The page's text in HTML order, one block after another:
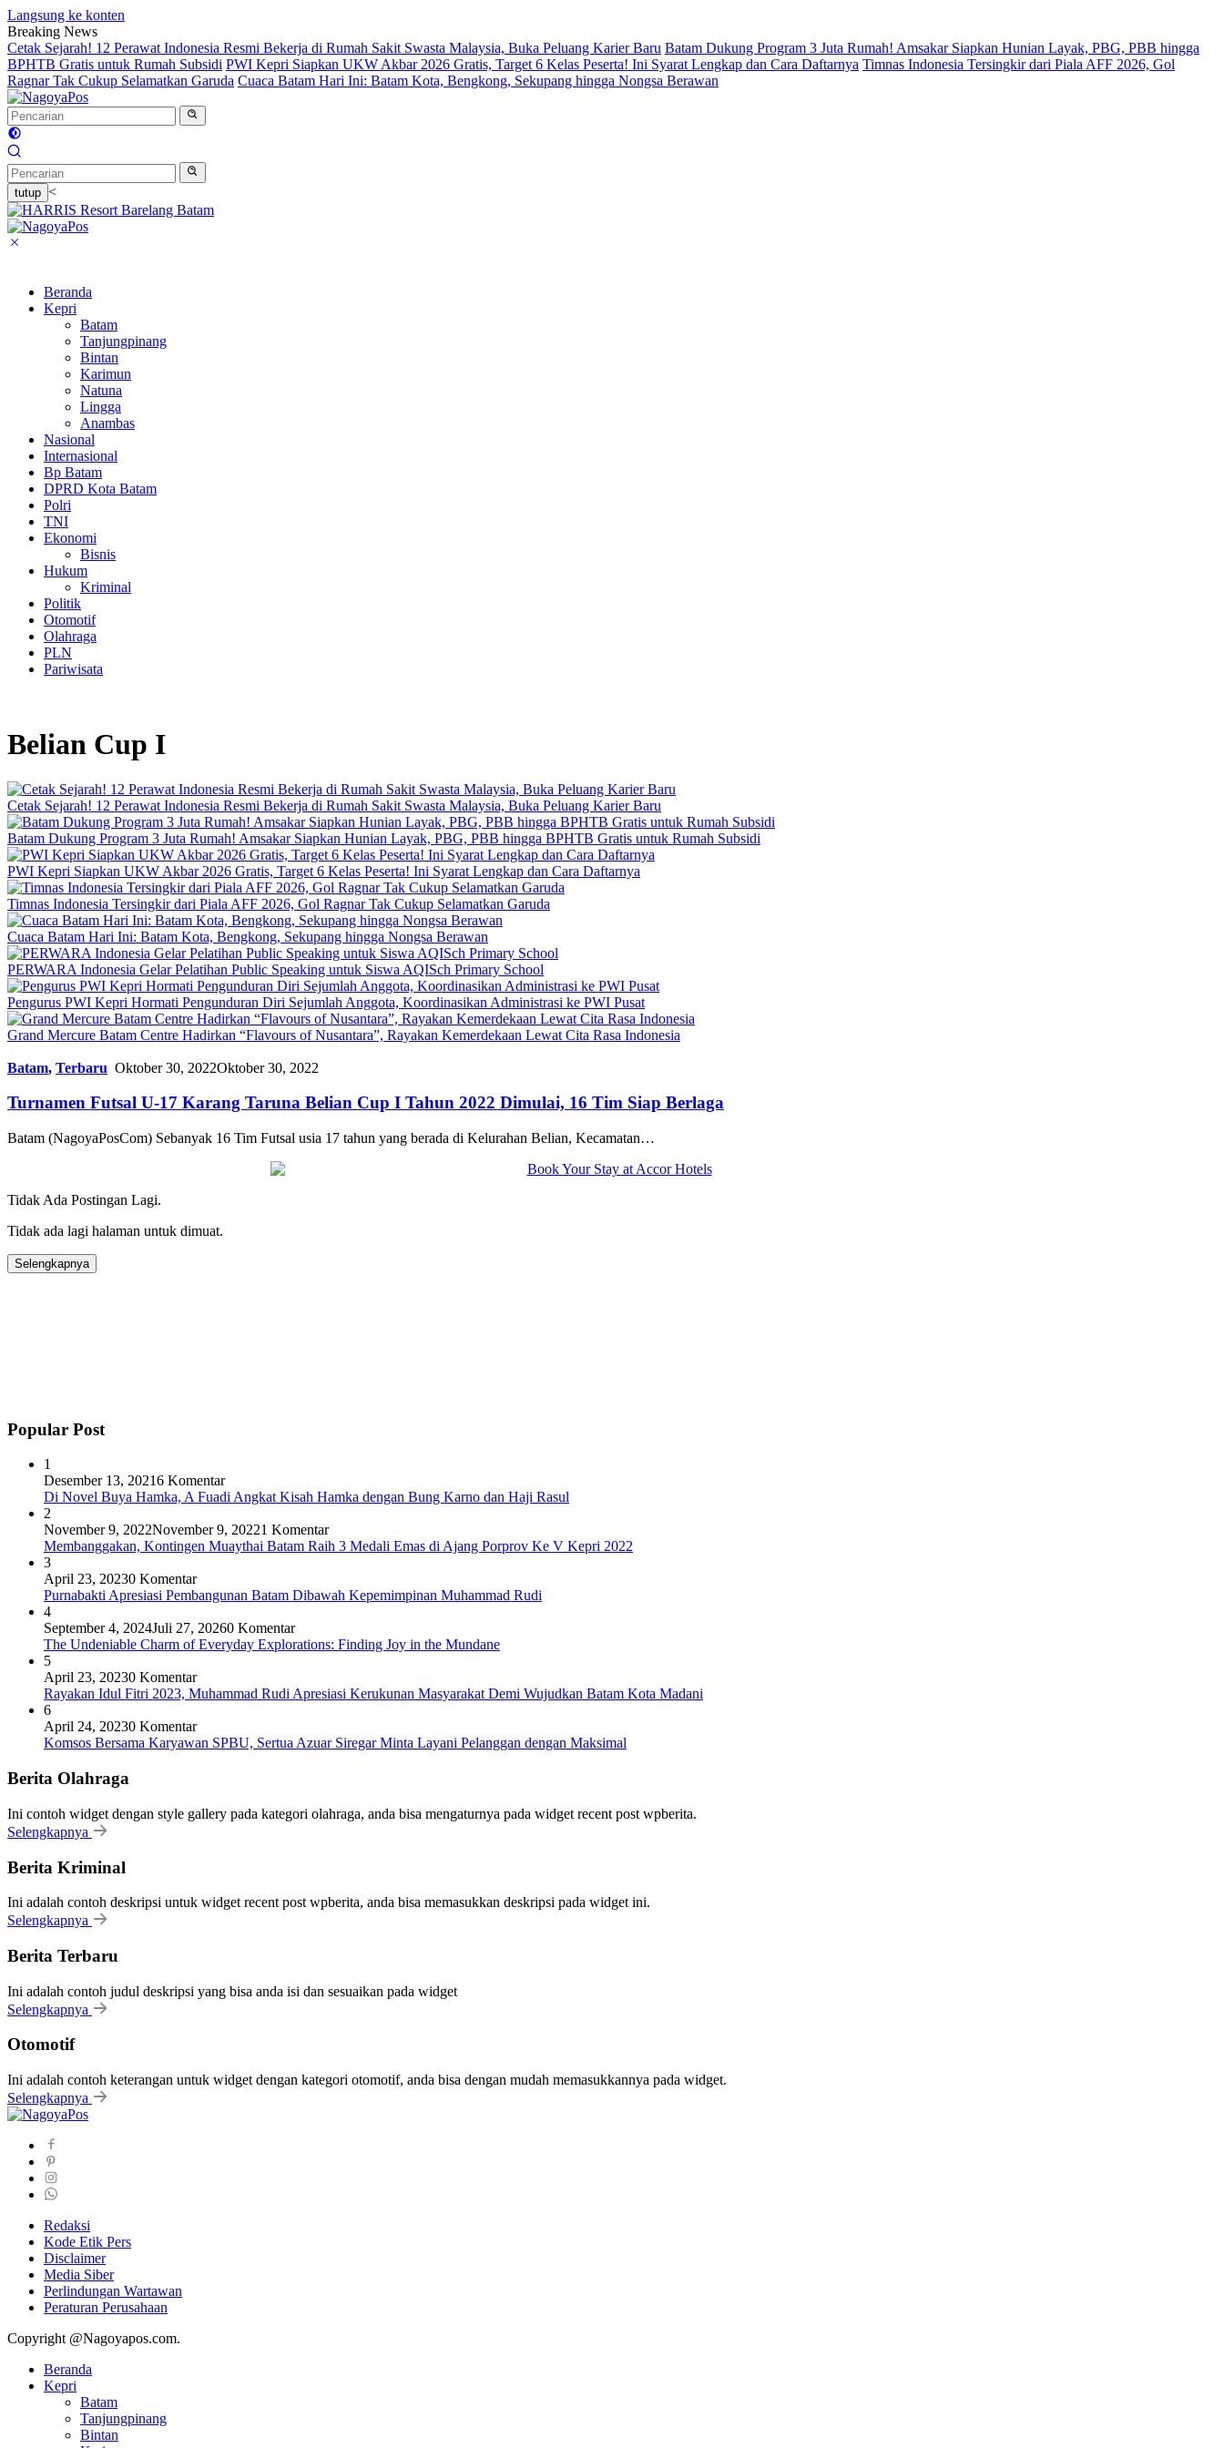
Langsung ke konten
Breaking News
Cetak Sejarah! 12 Perawat Indonesia Resmi Bekerja di Rumah Sakit Swasta Malaysia, Buka Peluang Karier Baru Batam Dukung Program 3 Juta Rumah! Amsakar Siapkan Hunian Layak, PBG, PBB hingga
BPHTB Gratis untuk Rumah Subsidi PWI Kepri Siapkan UKW Akbar 2026 Gratis, Target 6 Kelas Peserta! Ini Syarat Lengkap dan Cara Daftarnya Timnas Indonesia Tersingkir dari Piala AFF 2026, Gol
Ragnar Tak Cukup Selamatkan Garuda Cuaca Batam Hari Ini: Batam Kota, Bengkong, Sekupang hingga Nongsa Berawan
tutup <
Beranda
Kepri
Batam
Tanjungpinang
Bintan
Karimun
Natuna
Lingga
Anambas
Nasional
Internasional
Bp Batam
DPRD Kota Batam
Polri
TNI
Ekonomi
Bisnis
Hukum
Kriminal
Politik
Otomotif
Olahraga
PLN
Pariwisata
Belian Cup I
Cetak Sejarah! 12 Perawat Indonesia Resmi Bekerja di Rumah Sakit Swasta Malaysia, Buka Peluang Karier Baru
Batam Dukung Program 3 Juta Rumah! Amsakar Siapkan Hunian Layak, PBG, PBB hingga BPHTB Gratis untuk Rumah Subsidi
PWI Kepri Siapkan UKW Akbar 2026 Gratis, Target 6 Kelas Peserta! Ini Syarat Lengkap dan Cara Daftarnya
Timnas Indonesia Tersingkir dari Piala AFF 2026, Gol Ragnar Tak Cukup Selamatkan Garuda
Cuaca Batam Hari Ini: Batam Kota, Bengkong, Sekupang hingga Nongsa Berawan
PERWARA Indonesia Gelar Pelatihan Public Speaking untuk Siswa AQISch Primary School
Pengurus PWI Kepri Hormati Pengunduran Diri Sejumlah Anggota, Koordinasikan Administrasi ke PWI Pusat
Grand Mercure Batam Centre Hadirkan “Flavours of Nusantara”, Rayakan Kemerdekaan Lewat Cita Rasa Indonesia
Batam, Terbaru Oktober 30, 2022Oktober 30, 2022
Turnamen Futsal U-17 Karang Taruna Belian Cup I Tahun 2022 Dimulai, 16 Tim Siap Berlaga
Batam (NagoyaPosCom) Sebanyak 16 Tim Futsal usia 17 tahun yang berada di Kelurahan Belian, Kecamatan…
Tidak Ada Postingan Lagi.
Tidak ada lagi halaman untuk dimuat.
Selengkapnya
Popular Post
1
Desember 13, 20216 Komentar
Di Novel Buya Hamka, A Fuadi Angkat Kisah Hamka dengan Bung Karno dan Haji Rasul
2
November 9, 2022November 9, 20221 Komentar
Membanggakan, Kontingen Muaythai Batam Raih 3 Medali Emas di Ajang Porprov Ke V Kepri 2022
3
April 23, 20230 Komentar
Purnabakti Apresiasi Pembangunan Batam Dibawah Kepemimpinan Muhammad Rudi
4
September 4, 2024Juli 27, 20260 Komentar
The Undeniable Charm of Everyday Explorations: Finding Joy in the Mundane
5
April 23, 20230 Komentar
Rayakan Idul Fitri 2023, Muhammad Rudi Apresiasi Kerukunan Masyarakat Demi Wujudkan Batam Kota Madani
6
April 24, 20230 Komentar
Komsos Bersama Karyawan SPBU, Sertua Azuar Siregar Minta Layani Pelanggan dengan Maksimal
Berita Olahraga
Ini contoh widget dengan style gallery pada kategori olahraga, anda bisa mengaturnya pada widget recent post wpberita.
Selengkapnya
Berita Kriminal
Ini adalah contoh deskripsi untuk widget recent post wpberita, anda bisa memasukkan deskripsi pada widget ini.
Selengkapnya
Berita Terbaru
Ini adalah contoh judul deskripsi yang bisa anda isi dan sesuaikan pada widget
Selengkapnya
Otomotif
Ini adalah contoh keterangan untuk widget dengan kategori otomotif, anda bisa dengan mudah memasukkannya pada widget.
Selengkapnya
Redaksi
Kode Etik Pers
Disclaimer
Media Siber
Perlindungan Wartawan
Peraturan Perusahaan
Copyright @Nagoyapos.com.
Beranda
Kepri
Batam
Tanjungpinang
Bintan